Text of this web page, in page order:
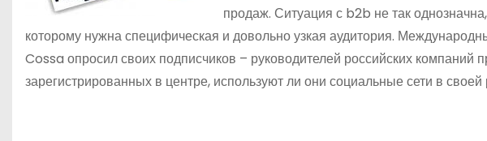
продаж. Ситуация с b2b­ не так
которому нужна специфическая и довольно узкая аудитория.
Cossa опросил своих подписчиков – руководителей российских компаний
зарегистрированных в центре, используют ли они социальные сети в своей